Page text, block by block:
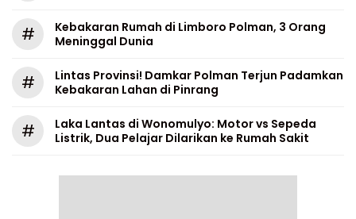
#
Kebakaran Rumah di Limboro Polman, 3 Orang
Meninggal Dunia
#
Lintas Provinsi! Damkar Polman Terjun Padamkan
Kebakaran Lahan di Pinrang
#
Laka Lantas di Wonomulyo: Motor vs Sepeda
Listrik, Dua Pelajar Dilarikan ke Rumah Sakit